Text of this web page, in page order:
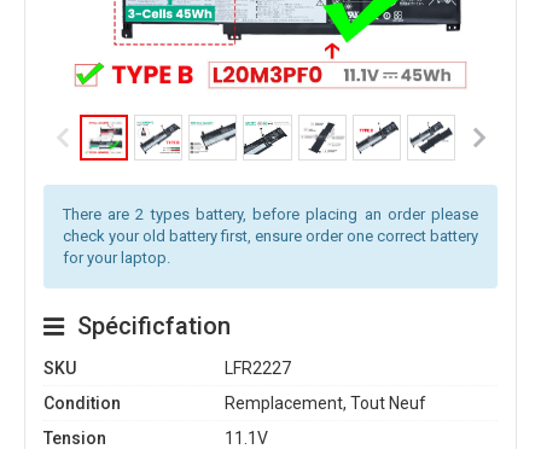
There are 2 types battery, before placing an order please
check your old battery first, ensure order one correct battery
for your laptop.
Spécificfation
SKU
LFR2227
Condition
Remplacement, Tout Neuf
Tension
11.1V